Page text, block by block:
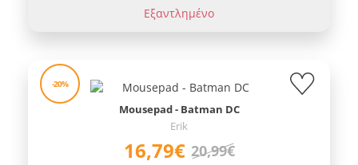
Εξαντλημένο
-20%
Mousepad - Batman DC
Erik
16,79€ 20,99€